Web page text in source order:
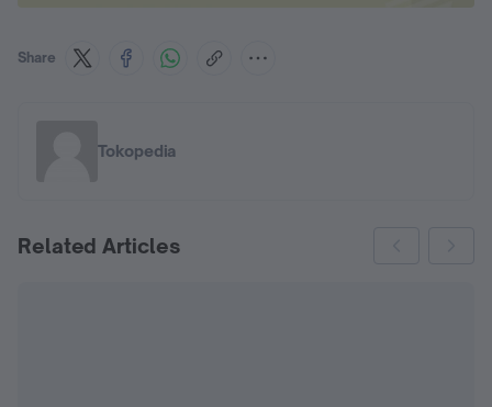
Share
Tokopedia
Related Articles